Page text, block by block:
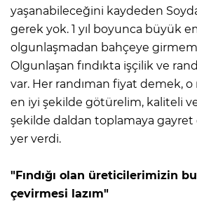
yaşanabileceğini kaydeden
gerek yok. 1 yıl boyunca büyük
olgunlaşmadan bahçeye
Olgunlaşan fındıkta işçilik ve
var. Her randıman fiyat demek,
en iyi şekilde götürelim, kaliteli
şekilde daldan toplamaya
yer verdi.
"Fındığı olan üreticilerimizin
çevirmesi lazım"